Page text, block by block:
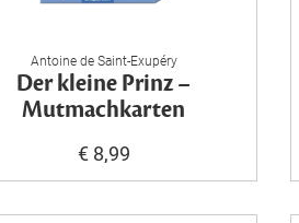
Antoine de Saint-Exupéry
Der kleine Prinz –
Mutmachkarten
€ 8,99